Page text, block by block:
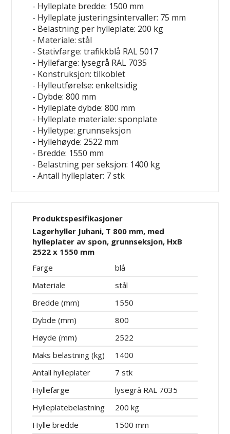
- Hylleplate bredde: 1500 mm
- Hylleplate justeringsintervaller: 75 mm
- Belastning per hylleplate: 200 kg
- Materiale: stål
- Stativfarge: trafikkblå RAL 5017
- Hyllefarge: lysegrå RAL 7035
- Konstruksjon: tilkoblet
- Hylleutførelse: enkeltsidig
- Dybde: 800 mm
- Hylleplate dybde: 800 mm
- Hylleplate materiale: sponplate
- Hylletype: grunnseksjon
- Hyllehøyde: 2522 mm
- Bredde: 1550 mm
- Belastning per seksjon: 1400 kg
- Antall hylleplater: 7 stk
Produktspesifikasjoner
Lagerhyller Juhani, T 800 mm, med
hylleplater av spon, grunnseksjon, HxB
2522 x 1550 mm
Farge
blå
Materiale
stål
Bredde (mm)
1550
Dybde (mm)
800
Høyde (mm)
2522
Maks belastning (kg)
1400
Antall hylleplater
7 stk
Hyllefarge
lysegrå RAL 7035
Hylleplatebelastning
200 kg
Hylle bredde
1500 mm